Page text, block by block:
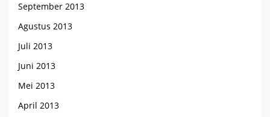
September 2013
Agustus 2013
Juli 2013
Juni 2013
Mei 2013
April 2013